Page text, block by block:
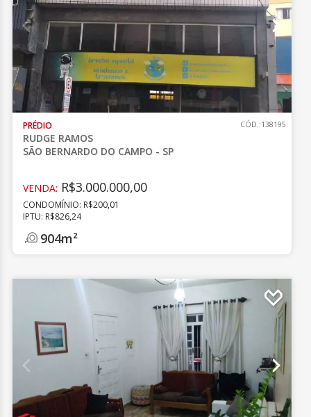
PRÉDIO
RUDGE RAMOS
SÃO BERNARDO DO CAMPO - SP
CÓD.:138195
VENDA: R$3.000.000,00
CONDOMÍNIO: R$200,01
IPTU: R$826,24
904m²